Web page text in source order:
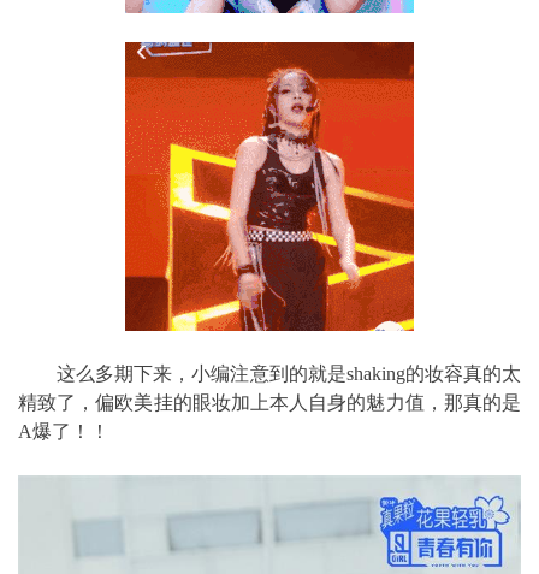
这么多期下来，小编注意到的就是shaking的妆容真的太
精致了，偏欧美挂的眼妆加上本人自身的魅力值，那真的是
A爆了！！